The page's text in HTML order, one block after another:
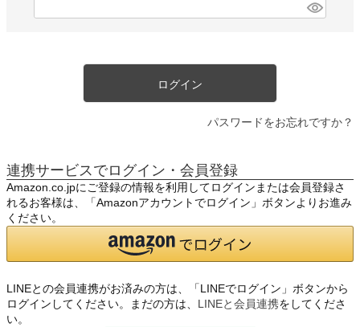
必
ログイン
パスワードをお忘れですか？
連携サービスでログイン・会員登録
Amazon.co.jpにご登録の情報を利用してログインまたは会員登録さ
れるお客様は、「Amazonアカウントでログイン」ボタンよりお進み
ください。
LINEとの会員連携がお済みの方は、「LINEでログイン」ボタンから
ログインしてください。まだの方は、 LINEと会員連携をしてくださ
い。